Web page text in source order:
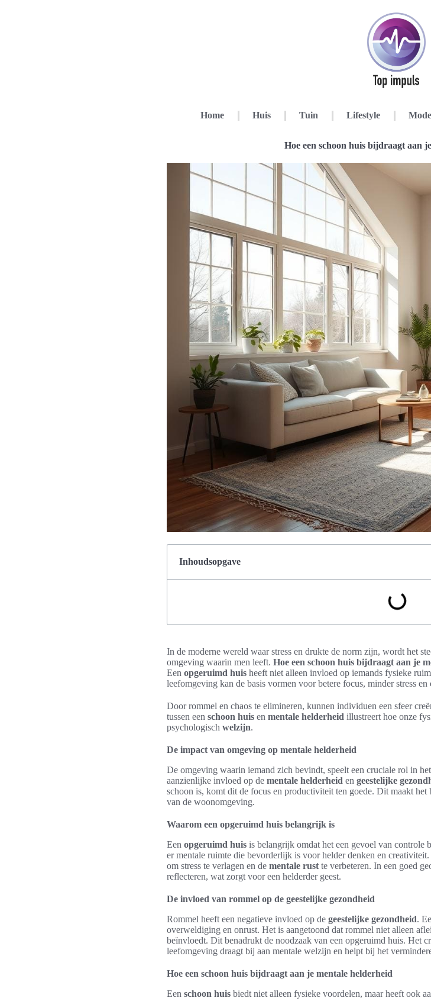
Home Huis Tuin Lifestyle Mode
Hoe een schoon huis bijdraagt aan
Inhoudsopgave
In de moderne wereld waar stress en drukte de norm zijn, wordt het
omgeving waarin men leeft. Hoe een schoon huis bijdraagt aan je
Een opgeruimd huis heeft niet alleen invloed op iemands fysieke
leefomgeving kan de basis vormen voor betere focus, minder stress en
Door rommel en chaos te elimineren, kunnen individuen een sfeer
tussen een schoon huis en mentale helderheid illustreert hoe onze
psychologisch welzijn.
De impact van omgeving op mentale helderheid
De omgeving waarin iemand zich bevindt, speelt een cruciale rol in
aanzienlijke invloed op de mentale helderheid en geestelijke
schoon is, komt dit de focus en productiviteit ten goede. Dit maakt het
van de woonomgeving.
Waarom een opgeruimd huis belangrijk is
Een opgeruimd huis is belangrijk omdat het een gevoel van controle
er mentale ruimte die bevorderlijk is voor helder denken en
om stress te verlagen en de mentale rust te verbeteren. In een goed
reflecteren, wat zorgt voor een helderder geest.
De invloed van rommel op de geestelijke gezondheid
Rommel heeft een negatieve invloed op de geestelijke gezondheid.
overweldiging en onrust. Het is aangetoond dat rommel niet alleen
beïnvloedt. Dit benadrukt de noodzaak van een opgeruimd huis. Het
leefomgeving draagt bij aan mentale welzijn en helpt bij het
Hoe een schoon huis bijdraagt aan je mentale helderheid
Een schoon huis biedt niet alleen fysieke voordelen, maar heeft ook